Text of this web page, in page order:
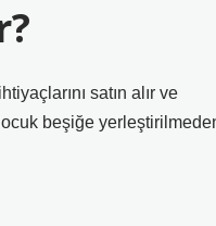
satın alır ve
beşiğe